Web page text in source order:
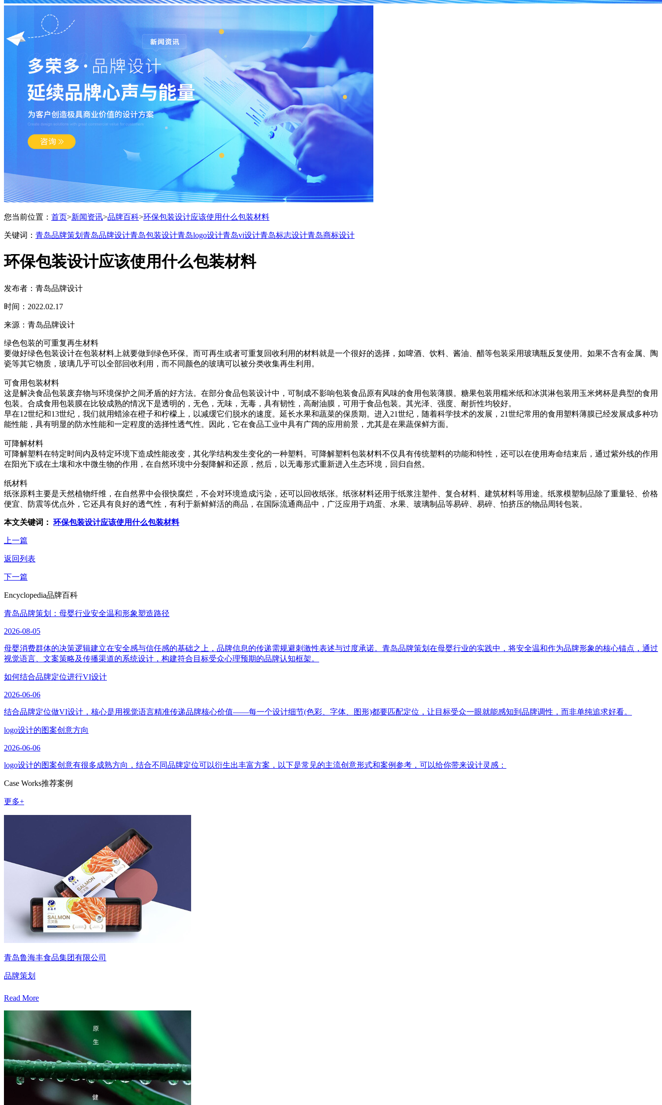
您当前位置： 首页>新闻资讯>品牌百科>环保包装设计应该使用什么包装材料
关键词： 青岛品牌策划 青岛品牌设计青岛包装设计青岛logo设计青岛vi设计青岛标志设计青岛商标设计
环保包装设计应该使用什么包装材料
发布者：青岛品牌设计
时间：2022.02.17
来源：青岛品牌设计
绿色包装的可重复再生材料
要做好绿色包装设计在包装材料上就要做到绿色环保。而可再生或者可重复回收利用的材料就是一个很好的选择，如啤酒、饮料、酱油、醋等包装采用玻璃瓶反复使用。如果不含有金属、陶
瓷等其它物质，玻璃几乎可以全部回收利用，而不同颜色的玻璃可以被分类收集再生利用。
可食用包装材料
这是解决食品包装废弃物与环境保护之间矛盾的好方法。在部分食品包装设计中，可制成不影响包装食品原有风味的食用包装薄膜。糖果包装用糯米纸和冰淇淋包装用玉米烤杯是典型的食用
包装。合成食用包装膜在比较成熟的情况下是透明的，无色，无味，无毒，具有韧性，高耐油膜，可用于食品包装。其光泽、强度、耐折性均较好。
早在12世纪和13世纪，我们就用蜡涂在橙子和柠檬上，以减缓它们脱水的速度。延长水果和蔬菜的保质期。进入21世纪，随着科学技术的发展，21世纪常用的食用塑料薄膜已经发展成多种功
能性能，具有明显的防水性能和一定程度的选择性透气性。因此，它在食品工业中具有广阔的应用前景，尤其是在果蔬保鲜方面。
可降解材料
可降解塑料在特定时间内及特定环境下造成性能改变，其化学结构发生变化的一种塑料。可降解塑料包装材料不仅具有传统塑料的功能和特性，还可以在使用寿命结束后，通过紫外线的作用
在阳光下或在土壤和水中微生物的作用，在自然环境中分裂降解和还原，然后，以无毒形式重新进入生态环境，回归自然。
纸材料
纸张原料主要是天然植物纤维，在自然界中会很快腐烂，不会对环境造成污染，还可以回收纸张。纸张材料还用于纸浆注塑件、复合材料、建筑材料等用途。纸浆模塑制品除了重量轻、价格
便宜、防震等优点外，它还具有良好的透气性，有利于新鲜鲜活的商品，在国际流通商品中，广泛应用于鸡蛋、水果、玻璃制品等易碎、易碎、怕挤压的物品周转包装。
本文关键词： 环保包装设计应该使用什么包装材料
上一篇
返回列表
下一篇
Encyclopedia品牌百科
青岛品牌策划：母婴行业安全温和形象塑造路径
2026-08-05
母婴消费群体的决策逻辑建立在安全感与信任感的基础之上，品牌信息的传递需规避刺激性表述与过度承诺。青岛品牌策划在母婴行业的实践中，将安全温和作为品牌形象的核心锚点，通过
视觉语言、文案策略及传播渠道的系统设计，构建符合目标受众心理预期的品牌认知框架。
如何结合品牌定位进行VI设计
2026-06-06
结合品牌定位做VI设计，核心是用视觉语言精准传递品牌核心价值——每一个设计细节(色彩、字体、图形)都要匹配定位，让目标受众一眼就能感知到品牌调性，而非单纯追求好看。
logo设计的图案创意方向
2026-06-06
logo设计的图案创意有很多成熟方向，结合不同品牌定位可以衍生出丰富方案，以下是常见的主流创意形式和案例参考，可以给你带来设计灵感：
Case Works推荐案例
更多+
青岛鲁海丰食品集团有限公司
品牌策划
Read More